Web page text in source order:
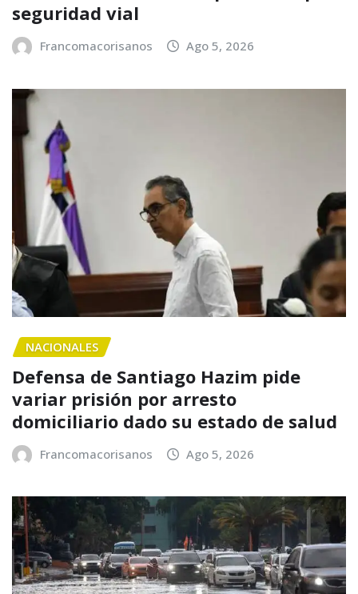
seguridad vial
Francomacorisanos Ago 5, 2026
NACIONALES
Defensa de Santiago Hazim pide
variar prisión por arresto
domiciliario dado su estado de salud
Francomacorisanos Ago 5, 2026